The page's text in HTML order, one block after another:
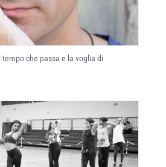
tempo che passa e la voglia di